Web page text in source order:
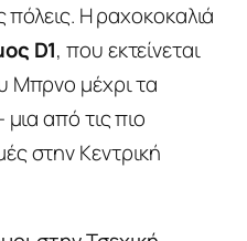
πόλεις. Η ραχοκοκαλιά
D1, που εκτείνεται
Μπρνο μέχρι τα
από τις πιο
στην Κεντρική